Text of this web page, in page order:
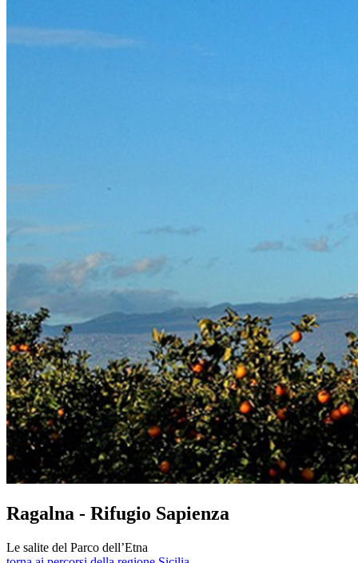
Ragalna - Rifugio Sapienza
Le salite del Parco dell’Etna